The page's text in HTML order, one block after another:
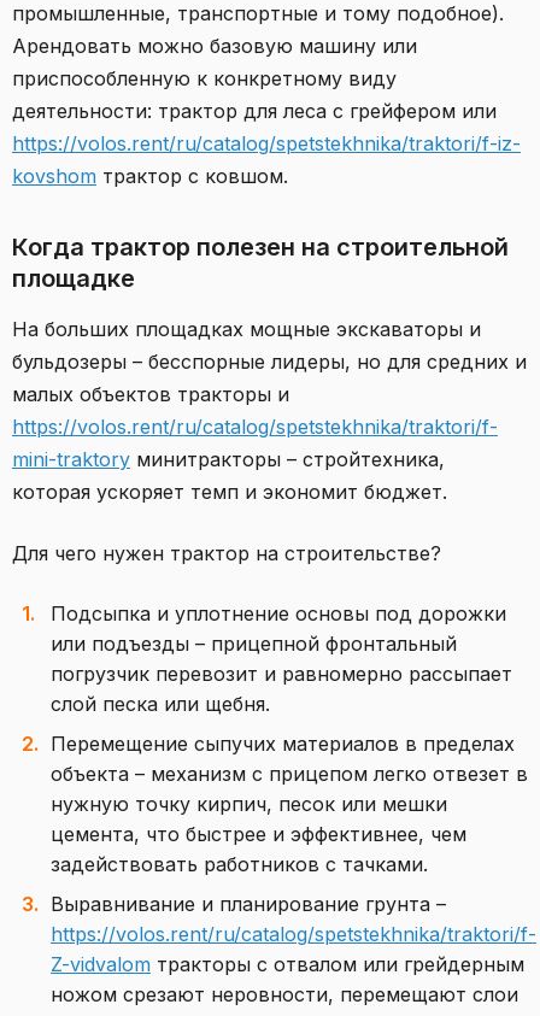
промышленные, транспортные и тому подобное).
Арендовать можно базовую машину или
приспособленную к конкретному виду
деятельности: трактор для леса с грейфером или
https://volos.rent/ru/catalog/spetstekhnika/traktori/f-iz-
kovshom трактор с ковшом.
Когда трактор полезен на строительной
площадке
На больших площадках мощные экскаваторы и
бульдозеры – бесспорные лидеры, но для средних и
малых объектов тракторы и
https://volos.rent/ru/catalog/spetstekhnika/traktori/f-
mini-traktory минитракторы – стройтехника,
которая ускоряет темп и экономит бюджет.
Для чего нужен трактор на строительстве?
Подсыпка и уплотнение основы под дорожки
или подъезды – прицепной фронтальный
погрузчик перевозит и равномерно рассыпает
слой песка или щебня.
Перемещение сыпучих материалов в пределах
объекта – механизм с прицепом легко отвезет в
нужную точку кирпич, песок или мешки
цемента, что быстрее и эффективнее, чем
задействовать работников с тачками.
Выравнивание и планирование грунта –
https://volos.rent/ru/catalog/spetstekhnika/traktori/f-
Z-vidvalom тракторы с отвалом или грейдерным
ножом срезают неровности, перемещают слои